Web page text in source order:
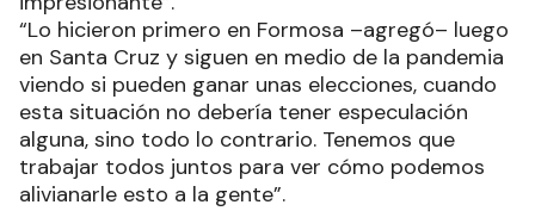
“Lo hicieron primero en Formosa –agregó– luego
en Santa Cruz y siguen en medio de la pandemia
viendo si pueden ganar unas elecciones, cuando
esta situación no debería tener especulación
alguna, sino todo lo contrario. Tenemos que
trabajar todos juntos para ver cómo podemos
alivianarle esto a la gente”.